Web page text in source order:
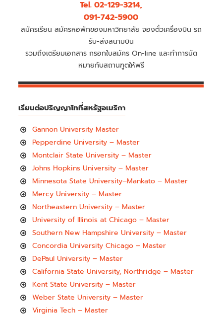
Tel. 02-129-3214,
091-742-5900
สมัครเรียน สมัครหอพักของมหาวิทยาลัย จองตั๋วเครื่องบิน รถ
รับ-ส่งสนามบิน
รวมถึงเตรียมเอกสาร กรอกใบสมัคร On-line และทำการนัด
หมายกับสถานฑูตให้ฟรี
เรียนต่อปริญญาโทที่สหรัฐอเมริกา
Gannon University Master
Pepperdine University – Master
Montclair State University – Master
Johns Hopkins University – Master
Minnesota State University–Mankato – Master
Mercy University – Master
Northeastern University – Master
University of Illinois at Chicago – Master
Southern New Hampshire University – Master
Concordia University Chicago – Master
DePaul University – Master
California State University, Northridge – Master
Kent State University – Master
Weber State University – Master
Virginia Tech – Master